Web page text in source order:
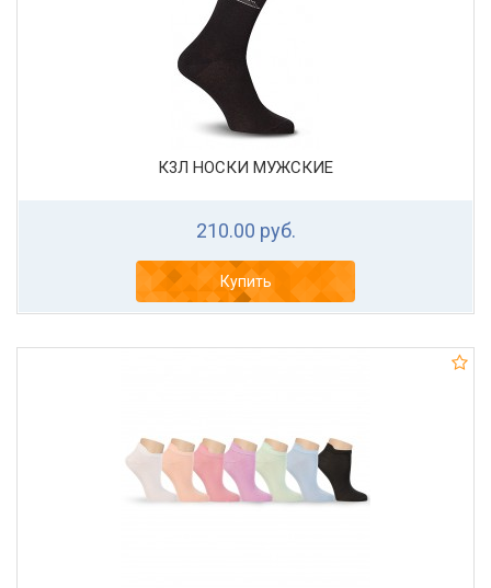
К3Л НОСКИ МУЖСКИЕ
210.00 руб.
Купить